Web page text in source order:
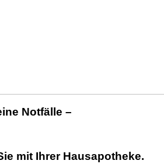
Notfälle –
mit Ihrer Hausapotheke.